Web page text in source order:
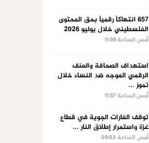
657 انتهاكاً رقمياً بحق المحتوى
الفلسطيني خلال يوليو 2026
أمس الساعة 11:59
استهداف الصحافة والعنف
الرقمي الموجه ضد النساء خلال
تموز ...
أمس الساعة 11:57
توقف الغارات الجوية في قطاع
غزة واستمرار إطلاق النار ...
أمس الساعة 09:02